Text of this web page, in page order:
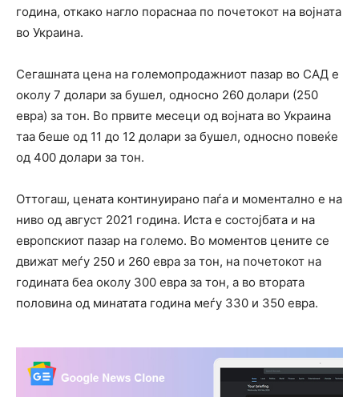
година, откако нагло пораснаа по почетокот на војната
во Украина.
Сегашната цена на големопродажниот пазар во САД е
околу 7 долари за бушел, односно 260 долари (250
евра) за тон. Во првите месеци од војната во Украина
таа беше од 11 до 12 долари за бушел, односно повеќе
од 400 долари за тон.
Оттогаш, цената континуирано паѓа и моментално е на
ниво од август 2021 година. Иста е состојбата и на
европскиот пазар на големо. Во моментов цените се
движат меѓу 250 и 260 евра за тон, на почетокот на
годината беа околу 300 евра за тон, а во втората
половина од минатата година меѓу 330 и 350 евра.